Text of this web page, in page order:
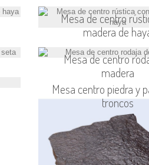
Mesa de centro
madera de
Mesa de centro
madera
Mesa centro piedra y
troncos